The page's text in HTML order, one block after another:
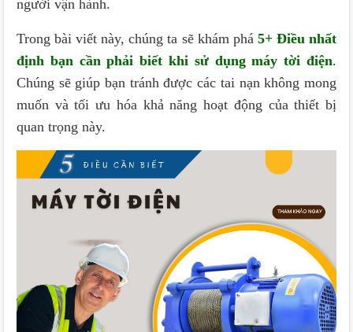
người vận hành.
Trong bài viết này, chúng ta sẽ khám phá 5+ Điều nhất
định bạn cần phải biết khi sử dụng máy tời điện.
Chúng sẽ giúp bạn tránh được các tai nạn không mong
muốn và tối ưu hóa khả năng hoạt động của thiết bị
quan trọng này.